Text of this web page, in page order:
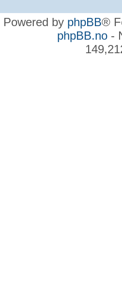
Powered by phpBB®
phpBB.no-